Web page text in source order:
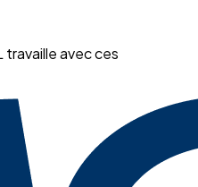
travaille avec ces